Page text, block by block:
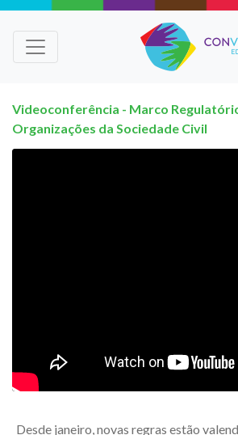
Videoconferência - Marco
Organizações da Sociedade Civil
Desde janeiro, novas regras estão